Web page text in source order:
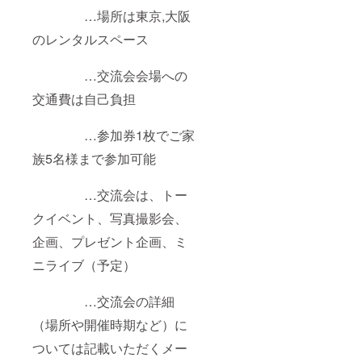
…場所は東京,大阪
のレンタルスペース
…交流会会場への
交通費は自己負担
…参加券1枚でご家
族5名様まで参加可能
…交流会は、トー
クイベント、写真撮影会、
企画、プレゼント企画、ミ
ニライブ（予定）
…交流会の詳細
（場所や開催時期など）に
ついては記載いただくメー